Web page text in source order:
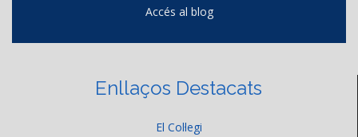
Accés al blog
Enllaços Destacats
El Col·legi